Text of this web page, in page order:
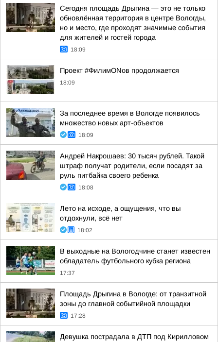
Сегодня площадь Дрыгина — это не только
обновлённая территория в центре Вологды,
но и место, где проходят значимые события
для жителей и гостей города
18:09
Проект #ФилимONов продолжается
18:09
За последнее время в Вологде появилось
множество новых арт-объектов
18:09
Андрей Накрошаев: 30 тысяч рублей. Такой
штраф получат родители, если посадят за
руль питбайка своего ребенка
18:08
Лето на исходе, а ощущения, что вы
отдохнули, всё нет
18:02
В выходные на Вологодчине станет известен
обладатель футбольного кубка региона
17:37
Площадь Дрыгина в Вологде: от транзитной
зоны до главной событийной площадки
17:28
Девушка пострадала в ДТП под Кирилловом